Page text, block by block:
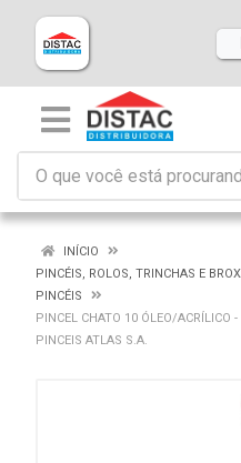
INÍCIO
PINCÉIS, ROLOS, TRINCHAS E
PINCÉIS
PINCEL CHATO 10 ÓLEO/ACRÍLICO
PINCEIS ATLAS S.A.